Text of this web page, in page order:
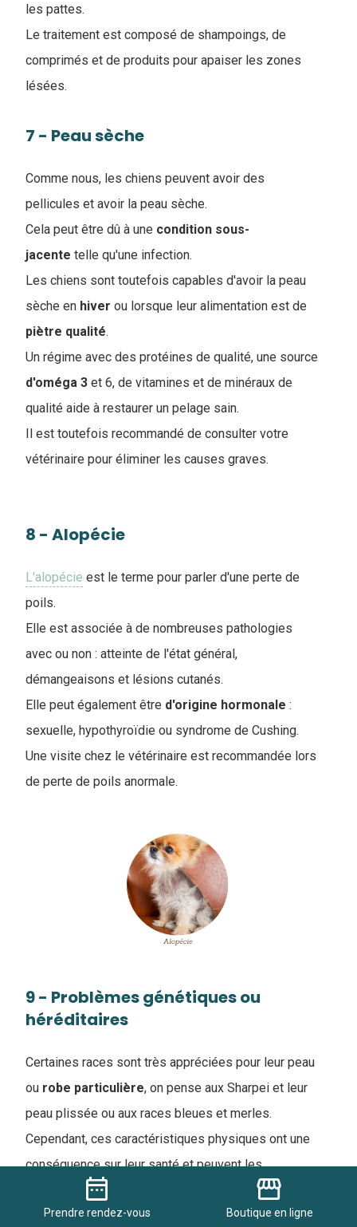
les pattes.
Le traitement est composé de shampoings, de
comprimés et de produits pour apaiser les zones
lésées.
7 - Peau sèche
Comme nous, les chiens peuvent avoir des
pellicules et avoir la peau sèche.
Cela peut être dû à une condition sous-
jacente telle qu'une infection.
Les chiens sont toutefois capables d'avoir la peau
sèche en hiver ou lorsque leur alimentation est de
piètre qualité.
Un régime avec des protéines de qualité, une source
d'oméga 3 et 6, de vitamines et de minéraux de
qualité aide à restaurer un pelage sain.
Il est toutefois recommandé de consulter votre
vétérinaire pour éliminer les causes graves.
8 - Alopécie
L'alopécie est le terme pour parler d'une perte de
poils.
Elle est associée à de nombreuses pathologies
avec ou non : atteinte de l'état général,
démangeaisons et lésions cutanés.
Elle peut également être d'origine hormonale :
sexuelle, hypothyroïdie ou syndrome de Cushing.
Une visite chez le vétérinaire est recommandée lors
de perte de poils anormale.
9 - Problèmes génétiques ou
héréditaires
Certaines races sont très appréciées pour leur peau
ou robe particulière, on pense aux Sharpei et leur
peau plissée ou aux races bleues et merles.
Cependant, ces caractéristiques physiques ont une
conséquence sur leur santé et peuvent les
prédisposer à des pathologies
date_range
Prendrerendez-vous
storefront
Boutique en ligne